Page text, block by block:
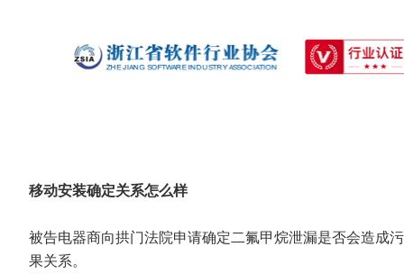
移动安装确定关系怎么样
被告电器商向拱门法院申请确定二氟甲烷泄漏是否会造成
果关系。